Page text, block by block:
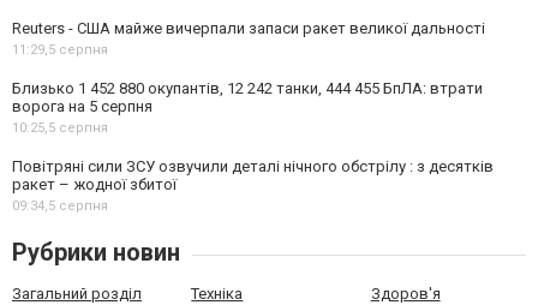
Reuters - США майже вичерпали запаси ракет великої дальності
11:29,5 серпня
Близько 1 452 880 окупантів, 12 242 танки, 444 455 БпЛА: втрати
ворога на 5 серпня
10:25,5 серпня
Повітряні сили ЗСУ озвучили деталі нічного обстрілу : з десятків
ракет – жодної збитої
09:34,5 серпня
Рубрики новин
Загальний розділ Техніка Здоров'я